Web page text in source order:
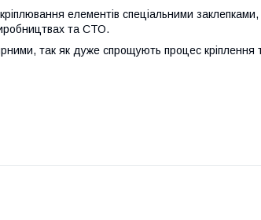
елементів спеціальними
та СТО.
так як дуже спрощують процес кріплення